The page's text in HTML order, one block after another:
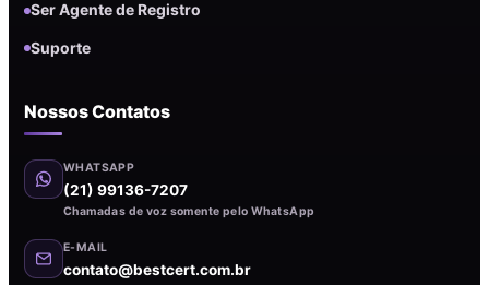
Ser Agente de Registro
Suporte
Nossos Contatos
WHATSAPP
(21) 99136-7207
Chamadas de voz somente pelo WhatsApp
E-MAIL
contato@bestcert.com.br